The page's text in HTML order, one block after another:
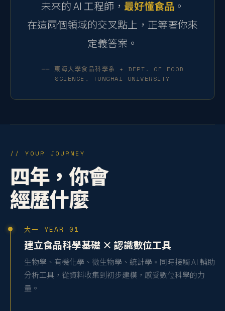
未來的 AI 工程師， 最好懂食品。
在這兩個領域的交叉點上，正等著你來
定義答案。
── 東海大學食品科學系 ✦ DEPT. OF FOOD
SCIENCE, TUNGHAI UNIVERSITY
// YOUR JOURNEY
四年，你會
經歷什麼
大一 YEAR 01
建立食品科學基礎 × 認識數位工具
生物學、有機化學、微生物學、統計學。同時接觸 AI 輔助
分析工具，從資料收集到初步建模，感受數位科學的力
量。